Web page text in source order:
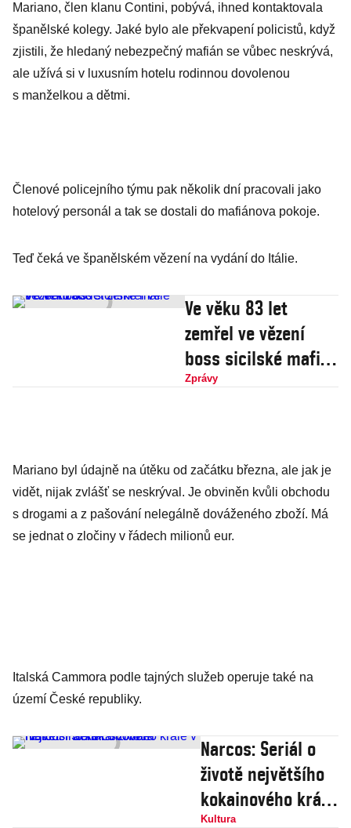
Mariano, člen klanu Contini, pobývá, ihned kontaktovala
španělské kolegy. Jaké bylo ale překvapení policistů, když
zjistili, že hledaný nebezpečný mafián se vůbec neskrývá,
ale užívá si v luxusním hotelu rodinnou dovolenou
s manželkou a dětmi.
Členové policejního týmu pak několik dní pracovali jako
hotelový personál a tak se dostali do mafiánova pokoje.
Teď čeká ve španělském vězení na vydání do Itálie.
Ve věku 83 let
zemřel ve vězení
boss sicilské mafie
Provenzano
Zprávy
Mariano byl údajně na útěku od začátku března, ale jak je
vidět, nijak zvlášť se neskrýval. Je obviněn kvůli obchodu
s drogami a z pašování nelegálně dováženého zboží. Má
se jednat o zločiny v řádech milionů eur.
Italská Cammora podle tajných služeb operuje také na
území České republiky.
Narcos: Seriál o
životě největšího
kokainového krále
Kultura